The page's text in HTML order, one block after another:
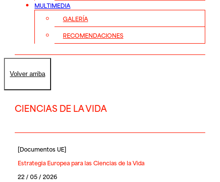
MULTIMEDIA
GALERÍA
RECOMENDACIONES
Volver arriba
CIENCIAS DE LA VIDA
[Documentos UE]
Estrategia Europea para las Ciencias de la Vida
22 / 05 / 2026